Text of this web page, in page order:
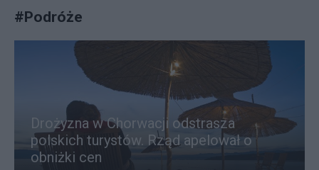
#Podróże
Drożyzna w Chorwacji odstrasza
polskich turystów. Rząd apelował o
obniżki cen